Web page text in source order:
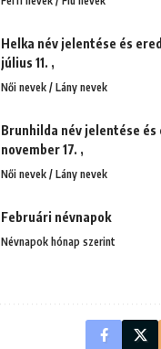
Helka név jelentése és
július 11. ,
Női nevek / Lány nevek
Brunhilda név jelentése és
november 17. ,
Női nevek / Lány nevek
Februári névnapok
Névnapok hónap szerint